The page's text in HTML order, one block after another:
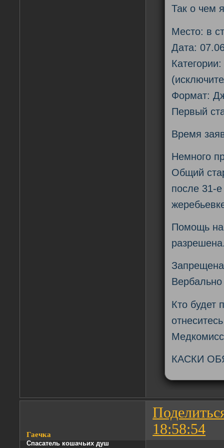
Так о чем
Место: в
Дата:
Формат:
Первый
Время
Немного
Общий
после 31-
Помощь на
Кто будет
КАСКИ
18:58:54
Гаечка
Спасатель кошачьих душ